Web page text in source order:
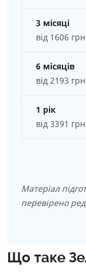
3 місяці
від 1606 грн
6 місяців
від 2193 грн
1 рік
від 3391 грн
Матеріал
перевірено
Що таке